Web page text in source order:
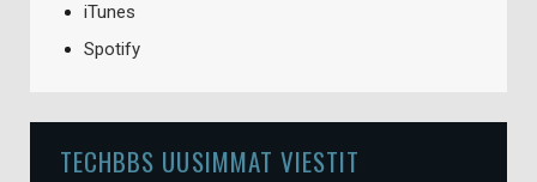
iTunes
Spotify
TECHBBS UUSIMMAT VIESTIT